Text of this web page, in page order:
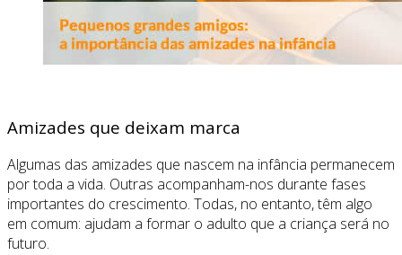
Amizades que deixam marca
Algumas das amizades que nascem na infância permanecem
por toda a vida. Outras acompanham-nos durante fases
importantes do crescimento. Todas, no entanto, têm algo
em comum: ajudam a formar o adulto que a criança será no
futuro.